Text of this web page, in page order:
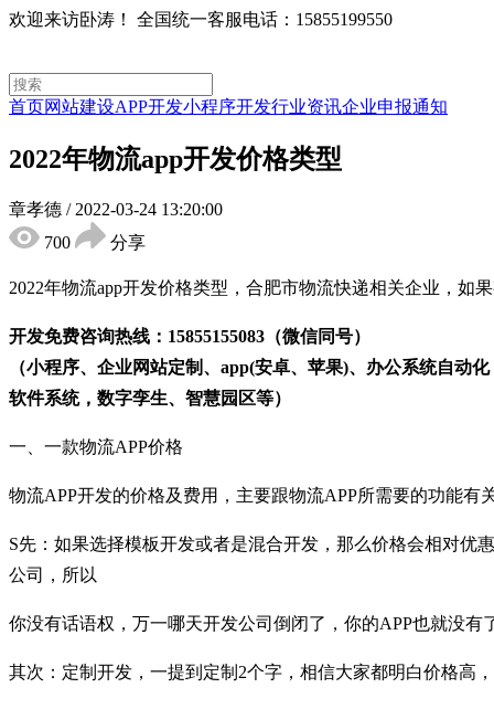
欢迎来访卧涛！ 全国统一客服电话：15855199550
首页网站建设APP开发小程序开发行业资讯企业申报通知
2022年物流app开发价格类型
章孝德 / 2022-03-24 13:20:00
700
分享
2022年物流app开发价格类型，合肥市物流快递相关企业，如
开发免费咨询热线：15855155083（微信同号）
（小程序、企业网站定制、app(安卓、苹果)、办公系统自
软件系统，数字孪生、智慧园区等）
一、一款物流APP价格
物流APP开发的价格及费用，主要跟物流APP所需要的功能
S先：如果选择模板开发或者是混合开发，那么价格会相对优
公司，所以
你没有话语权，万一哪天开发公司倒闭了，你的APP也就没
其次：定制开发，一提到定制2个字，相信大家都明白价格高